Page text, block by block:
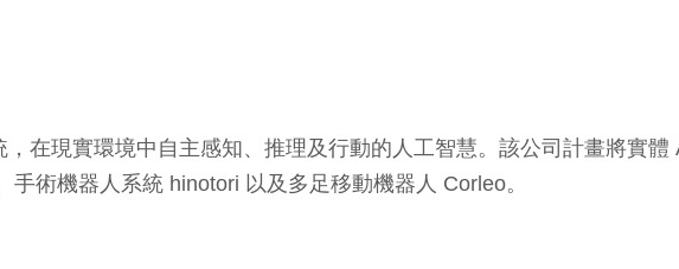
在現實環境中自主感知、推理及行動的人工智慧。該公司計畫將實體
術機器人系統 hinotori 以及多足移動機器人 Corleo。